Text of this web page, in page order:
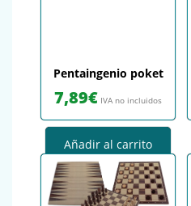
Pentaingenio poket
7,89€ IVA no incluidos
Añadir al carrito